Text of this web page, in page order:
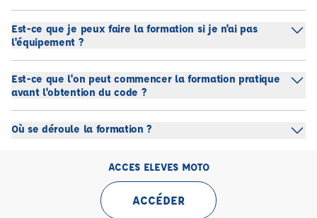
Est-ce que je peux faire la formation si je n'ai pas
l'équipement ?
Est-ce que l'on peut commencer la formation pratique
avant l'obtention du code ?
Où se déroule la formation ?
ACCES ELEVES MOTO
ACCÉDER